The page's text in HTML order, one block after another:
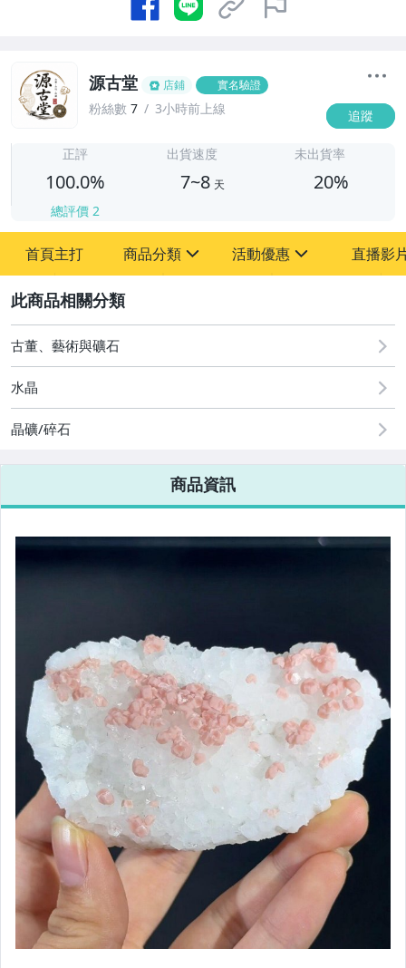
源古堂 店鋪 實名驗證
粉絲數 7 3小時前上線 追蹤
正評
100.0%
總評價 2
出貨速度
7~8 天
未出貨率
20%
首頁主打 商品分類
其它
活動優惠
[全店] 周年慶
[全店] 粉絲專享
直播影
古董、藝術與礦石
水晶
晶礦/碎石
商品資訊